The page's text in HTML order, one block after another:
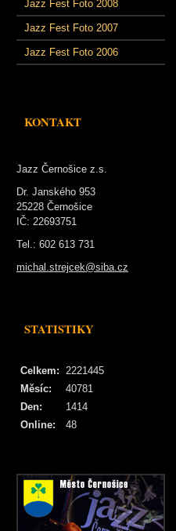
Jazz Fest Foto 2008
Jazz Fest Foto 2007
Jazz Fest Foto 2006
KONTAKT
Jazz Černošice z.s.
Dr. Janského 953
25228 Černošice
IČ: 22693751
Tel.: 602 613 731
michal.strejcek@siba.cz
STATISTIKY
Online: 48
Celkem: 2221445
Měsíc:
40781
Den:
1414